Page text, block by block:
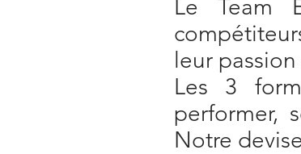
Le Team
leur
Les 3
performer,
Notre